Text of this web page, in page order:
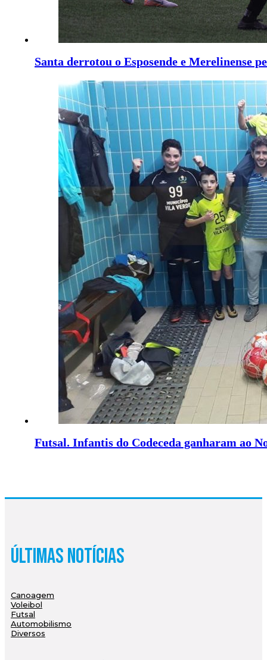
Santa derrotou o Esposende e Merelinense
Futsal. Infantis do Codeceda ganharam ao
Últimas Notícias
Canoagem
Voleibol
Futsal
Automobilismo
Diversos